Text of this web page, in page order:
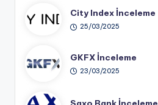
City Index İnceleme
25/03/2025
GKFX İnceleme
23/03/2025